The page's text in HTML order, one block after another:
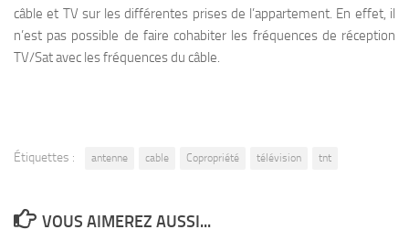
câble et TV sur les différentes prises de l’appartement. En effet, il
n’est pas possible de faire cohabiter les fréquences de réception
TV/Sat avec les fréquences du câble.
Étiquettes : antenne cable Copropriété télévision tnt
VOUS AIMEREZ AUSSI...